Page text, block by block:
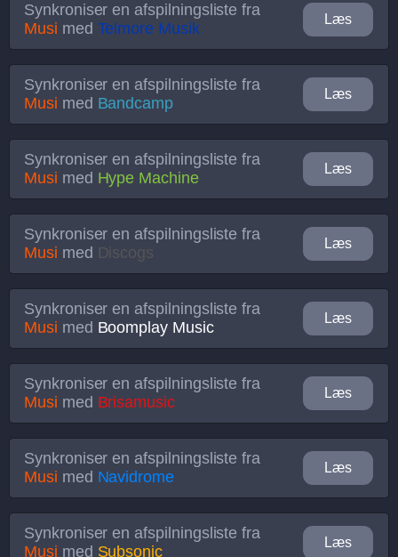
Synkroniser en afspilningsliste fra
Musi med Telmore Musik
Læs
Synkroniser en afspilningsliste fra
Musi med Bandcamp
Læs
Synkroniser en afspilningsliste fra
Musi med Hype Machine
Læs
Synkroniser en afspilningsliste fra
Musi med Discogs
Læs
Synkroniser en afspilningsliste fra
Musi med Boomplay Music
Læs
Synkroniser en afspilningsliste fra
Musi med Brisamusic
Læs
Synkroniser en afspilningsliste fra
Musi med Navidrome
Læs
Synkroniser en afspilningsliste fra
Musi med Subsonic
Læs